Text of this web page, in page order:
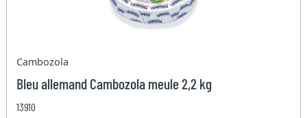
Cambozola
Bleu allemand Cambozola meule 2,2 kg
13910